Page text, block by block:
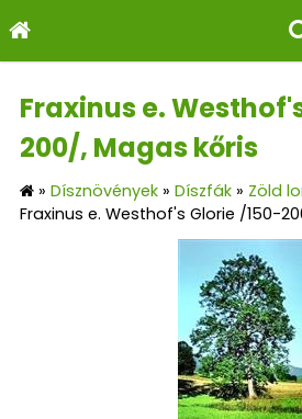
Fraxinus e.
200/, Magas kőris
» Dísznövények » Díszfák » Zöld
Fraxinus e. Westhof's Glorie /150-